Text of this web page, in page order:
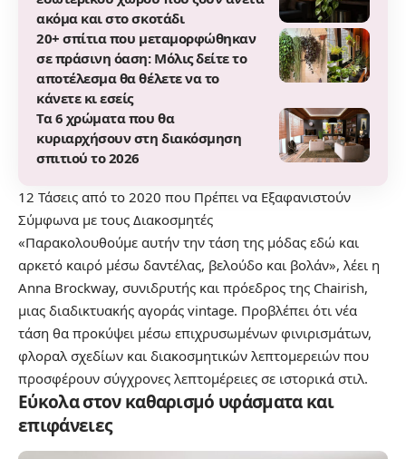
ακόμα και στο σκοτάδι
20+ σπίτια που μεταμορφώθηκαν
σε πράσινη όαση: Μόλις δείτε το
αποτέλεσμα θα θέλετε να το
κάνετε κι εσείς
Τα 6 χρώματα που θα
κυριαρχήσουν στη διακόσμηση
σπιτιού το 2026
12 Τάσεις από το 2020 που Πρέπει να Εξαφανιστούν
Σύμφωνα με τους Διακοσμητές
«Παρακολουθούμε αυτήν την τάση της μόδας εδώ και
αρκετό καιρό μέσω δαντέλας, βελούδο και βολάν», λέει η
Anna Brockway, συνιδρυτής και πρόεδρος της Chairish,
μιας διαδικτυακής αγοράς vintage. Προβλέπει ότι νέα
τάση θα προκύψει μέσω επιχρυσωμένων φινιρισμάτων,
φλοραλ σχεδίων και διακοσμητικών λεπτομερειών που
προσφέρουν σύγχρονες λεπτομέρειες σε ιστορικά στιλ.
Εύκολα στον καθαρισμό υφάσματα και
επιφάνειες